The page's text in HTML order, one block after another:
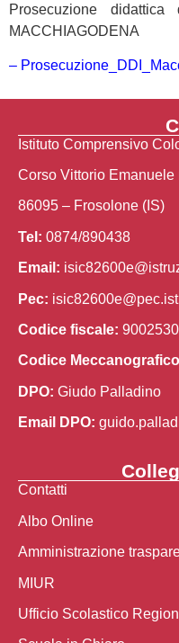
Prosecuzione
MACCHIAGODENA
–
Istituto Comprensivo
Corso Vittorio Emanuele
86095 – Frosolone (IS)
Tel: 0874/890438
Email:
Pec:
Codice fiscale:
Codice
DPO: Giudo Palladino
Email DPO:
Contatti
Albo Online
Amministrazione
MIUR
Ufficio Scolastico